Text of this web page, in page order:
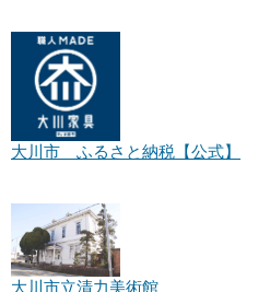
大川市 ふるさと納税【公式】
大川市立清力美術館